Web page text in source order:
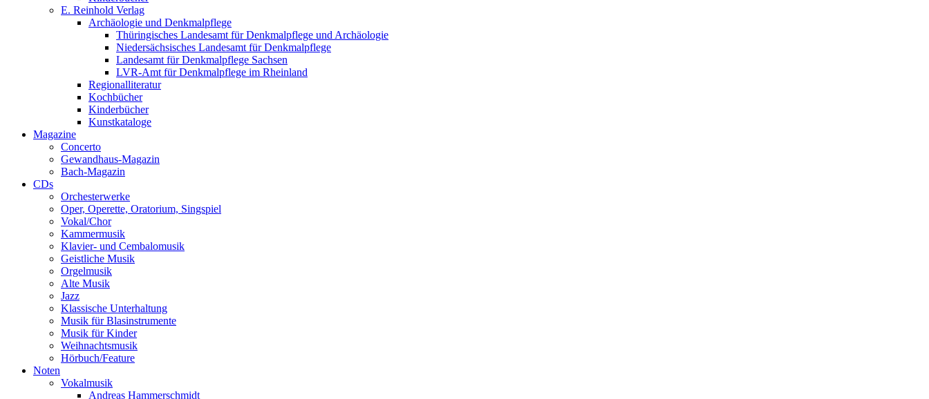
E. Reinhold Verlag
Archäologie und Denkmalpflege
Thüringisches Landesamt für Denkmalpflege und Archäologie
Niedersächsisches Landesamt für Denkmalpflege
Landesamt für Denkmalpflege Sachsen
LVR-Amt für Denkmalpflege im Rheinland
Regionalliteratur
Kochbücher
Kinderbücher
Kunstkataloge
Magazine
Concerto
Gewandhaus-Magazin
Bach-Magazin
CDs
Orchesterwerke
Oper, Operette, Oratorium, Singspiel
Vokal/Chor
Kammermusik
Klavier- und Cembalomusik
Geistliche Musik
Orgelmusik
Alte Musik
Jazz
Klassische Unterhaltung
Musik für Blasinstrumente
Musik für Kinder
Weihnachtsmusik
Hörbuch/Feature
Noten
Vokalmusik
Andreas Hammerschmidt